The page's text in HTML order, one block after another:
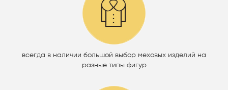
всегда в наличии большой выбор меховых изделий на
разные типы фигур